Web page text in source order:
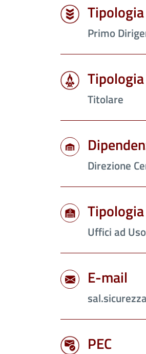
Primo
Titolare
Direzione
Tipologia
Uffici ad
E-mail
PEC